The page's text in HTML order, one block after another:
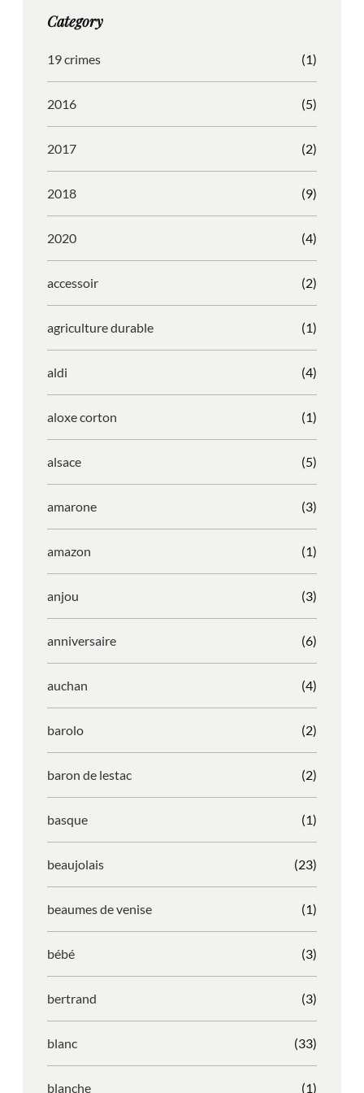
r
m
o
Category
19 crimes (1)
2016 (5)
2017 (2)
2018 (9)
2020 (4)
accessoir (2)
agriculture durable (1)
aldi (4)
aloxe corton (1)
alsace (5)
amarone (3)
amazon (1)
anjou (3)
anniversaire (6)
auchan (4)
barolo (2)
baron de lestac (2)
basque (1)
beaujolais (23)
beaumes de venise (1)
bébé (3)
bertrand (3)
blanc (33)
blanche (1)